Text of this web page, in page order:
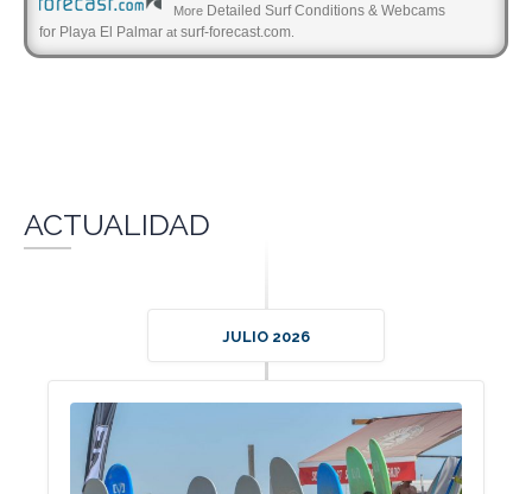
More Detailed Surf Conditions & Webcams
for Playa El Palmar at surf-forecast.com
ACTUALIDAD
JULIO 2026